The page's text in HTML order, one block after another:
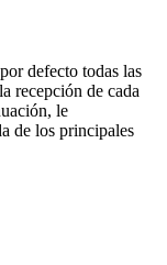
defecto todas las
recepción de cada
le
de los principales